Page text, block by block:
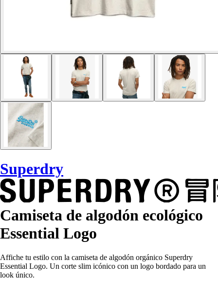
Superdry
Camiseta de algodón ecológico
Essential Logo
Affiche tu estilo con la camiseta de algodón orgánico Superdry
Essential Logo. Un corte slim icónico con un logo bordado para un
look único.